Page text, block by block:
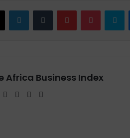
X LinkedinTumblr PinterestPocket
Africa Business Index
WebsiteFacebook
X Linkedin